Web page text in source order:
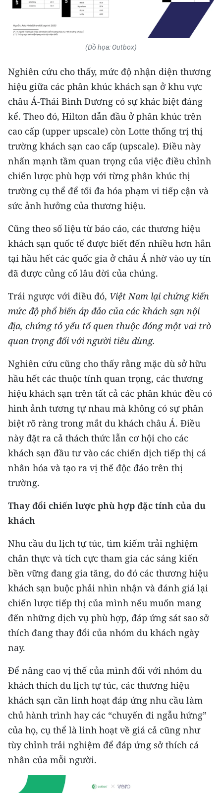
(Đồ họa: Outbox)
Nghiên cứu cho thấy, mức độ nhận diện thương
hiệu giữa các phân khúc khách sạn ở khu vực
châu Á-Thái Bình Dương có sự khác biệt đáng
kể. Theo đó, Hilton dẫn đầu ở phân khúc trên
cao cấp (upper upscale) còn Lotte thống trị thị
trường khách sạn cao cấp (upscale). Điều này
nhấn mạnh tầm quan trọng của việc điều chỉnh
chiến lược phù hợp với từng phân khúc thị
trường cụ thể để tối đa hóa phạm vi tiếp cận và
sức ảnh hưởng của thương hiệu.
Cũng theo số liệu từ báo cáo, các thương hiệu
khách sạn quốc tế được biết đến nhiều hơn hẳn
tại hầu hết các quốc gia ở châu Á nhờ vào uy tín
đã được củng cố lâu đời của chúng.
Trái ngược với điều đó, Việt Nam lại chứng kiến
mức độ phổ biến áp đảo của các khách sạn nội
địa, chứng tỏ yếu tố quen thuộc đóng một vai trò
quan trọng đối với người tiêu dùng.
Nghiên cứu cũng cho thấy rằng mặc dù sở hữu
hầu hết các thuộc tính quan trọng, các thương
hiệu khách sạn trên tất cả các phân khúc đều có
hình ảnh tương tự nhau mà không có sự phân
biệt rõ ràng trong mắt du khách châu Á. Điều
này đặt ra cả thách thức lẫn cơ hội cho các
khách sạn đầu tư vào các chiến dịch tiếp thị cá
nhân hóa và tạo ra vị thế độc đáo trên thị
trường.
Thay đổi chiến lược phù hợp đặc tính của du
khách
Nhu cầu du lịch tự túc, tìm kiếm trải nghiệm
chân thực và tích cực tham gia các sáng kiến
bền vững đang gia tăng, do đó các thương hiệu
khách sạn buộc phải nhìn nhận và đánh giá lại
chiến lược tiếp thị của mình nếu muốn mang
đến những dịch vụ phù hợp, đáp ứng sát sao sở
thích đang thay đổi của nhóm du khách ngày
nay.
Để nâng cao vị thế của mình đối với nhóm du
khách thích du lịch tự túc, các thương hiệu
khách sạn cần linh hoạt đáp ứng nhu cầu làm
chủ hành trình hay các “chuyến đi ngẫu hứng”
của họ, cụ thể là linh hoạt về giá cả cũng như
tùy chỉnh trải nghiệm để đáp ứng sở thích cá
nhân của mỗi người.